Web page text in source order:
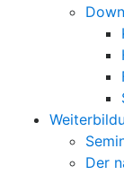
Der